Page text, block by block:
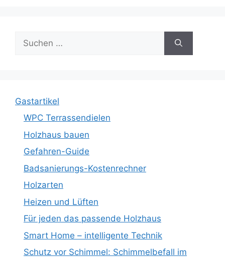
nach:
Gastartikel
WPC Terrassendielen
Holzhaus bauen
Gefahren-Guide
Badsanierungs-Kostenrechner
Holzarten
Heizen und Lüften
Für jeden das passende Holzhaus
Smart Home – intelligente Technik
Schutz vor Schimmel: Schimmelbefall im